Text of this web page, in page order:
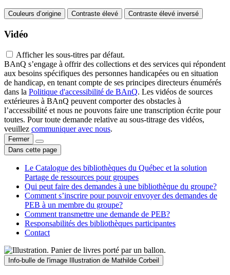
Couleurs d’origine Contraste élevé Contraste élevé inversé
Vidéo
Afficher les sous-titres par défaut.
BAnQ s’engage à offrir des collections et des services qui répondent
aux besoins spécifiques des personnes handicapées ou en situation
de handicap, en tenant compte de ses principes directeurs énumérés
dans la Politique d'accessibilité de BAnQ. Les vidéos de sources
extérieures à BAnQ peuvent comporter des obstacles à
l’accessibilité et nous ne pouvons faire une transcription écrite pour
toutes. Pour toute demande relative au sous-titrage des vidéos,
veuillez communiquer avec nous.
Fermer
Dans cette page
Le Catalogue des bibliothèques du Québec et la solution
Partage de ressources pour groupes
Qui peut faire des demandes à une bibliothèque du groupe?
Comment s’inscrire pour pouvoir envoyer des demandes de
PEB à un membre du groupe?
Comment transmettre une demande de PEB?
Responsabilités des bibliothèques participantes
Contact
Info-bulle de l'image Illustration de Mathilde Corbeil